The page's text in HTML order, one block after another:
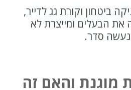
ביטחון וקורת גג לדייר,
את הבעלים ומייצרת לא
נעשה סדר.
מוגנת והאם זה